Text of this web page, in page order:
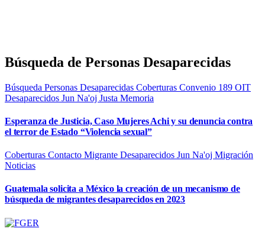
Búsqueda de Personas Desaparecidas
Búsqueda Personas Desaparecidas Coberturas Convenio 189 OIT
Desaparecidos Jun Na'oj Justa Memoria
Esperanza de Justicia, Caso Mujeres Achi y su denuncia contra
el terror de Estado “Violencia sexual”
Coberturas Contacto Migrante Desaparecidos Jun Na'oj Migración
Noticias
Guatemala solicita a México la creación de un mecanismo de
búsqueda de migrantes desaparecidos en 2023